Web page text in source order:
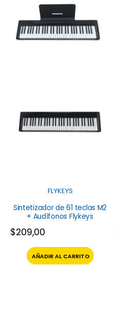
FLYKEYS
Sintetizador de 61 teclas M2
+ Audífonos Flykeys
$209,00
AÑADIR AL CARRITO